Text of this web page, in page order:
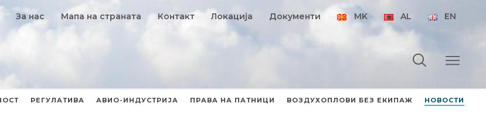
За нас Мапа на страната Контакт Локација Документи MK AL EN
РЕГУЛАТИВА АВИО-ИНДУСТРИЈА ПРАВА НА ПАТНИЦИ ВОЗДУХОПЛОВИ БЕЗ ЕКИПАЖ НОВОСТИ